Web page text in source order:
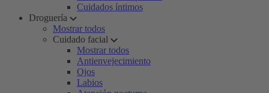
Cuidados íntimos
Droguería
Mostrar todos
Cuidado facial
Mostrar todos
Antienvejecimiento
Ojos
Labios